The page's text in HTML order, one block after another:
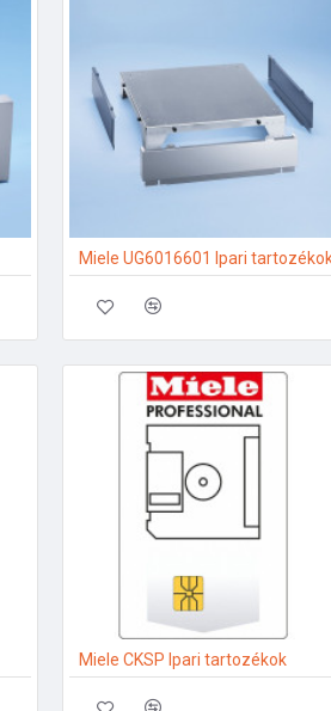
Miele UG6016601 Ipari
Miele CKSP Ipari tartozékok